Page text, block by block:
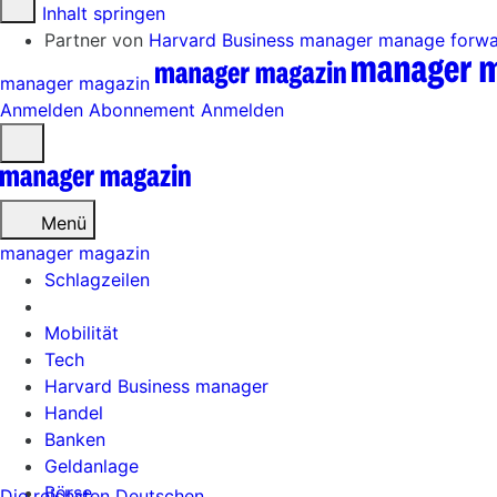
Zum Inhalt springen
Partner von Harvard Business manager manage
manager magazin
Anmelden Abonnement Anmelden
öffnen
Menü
Schlagzeilen
Mobilität
Tech
Harvard Business manager
Handel
Banken
Geldanlage
Börse
manager magazin